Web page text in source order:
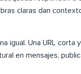
claras dan
igual. Una URL corta
en mensajes,